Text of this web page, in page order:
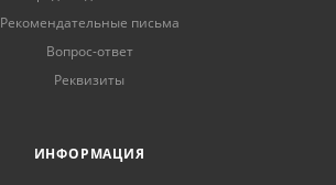
Рекомендательные письма
Вопрос-ответ
Реквизиты
ИНФОРМАЦИЯ